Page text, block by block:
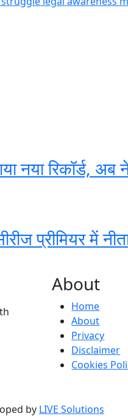
नया रिकॉर्ड,
प्रीमियर में
About
Home
About
Privacy
Disclaimer
Cookies
by LIVE Solutions